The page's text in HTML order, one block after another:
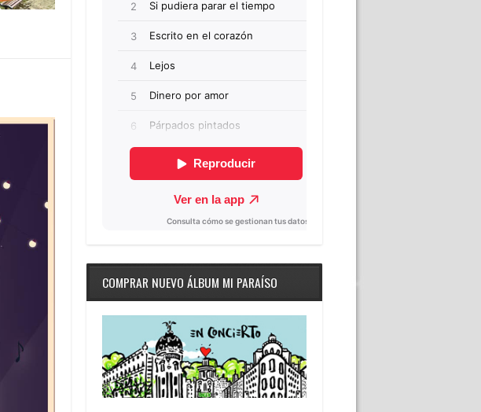
COMPRAR NUEVO ÁLBUM MI PARAÍSO